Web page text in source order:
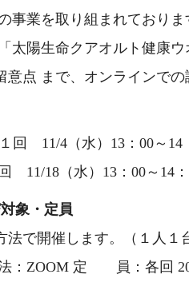
事業を取り組まれており
太陽生命クアオルト健康
意点 まで、オンラインでの
回 11/4（水）13：00～
11/18（水）13：00～14
象・定員
法で開催します。（１人１
：ZOOM 定 員：各回